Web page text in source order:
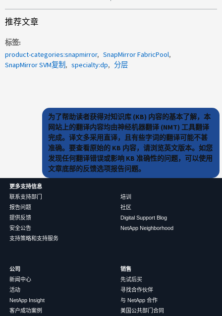
推荐文章
标签
product-categories:snapmirror
SnapMirror FabricPool
SnapMirror SVM复制
specialty:dp 分层
为了帮助读者获得对知识库 (KB) 内容的基本了解，本
网站上的翻译内容均由神经机器翻译 (NMT) 工具翻译
完成。译文多采用直译，且有些字词的翻译可能不甚
准确。要查看原始的 KB 内容，请浏览英文版本。如您
发现任何翻译错误或影响 KB 准确性的问题，可以使用
文章底部的反馈选项报告问题。
更多支持信息
联系支持部门
报告问题
提供反馈
安全公告
支持策略和支持服务
培训
社区
Digital Support Blog
NetApp Neighborhood
公司
新闻中心
活动
NetApp Insight
客户成功案例
销售
先试后买
寻找合作伙伴
与 NetApp 合作
美国公共部门合同